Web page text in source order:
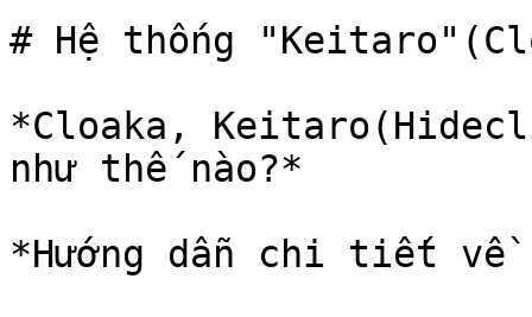
# Hệ thống
*Cloaka,
như thế nào?*
*Hướng dẫn chi tiết